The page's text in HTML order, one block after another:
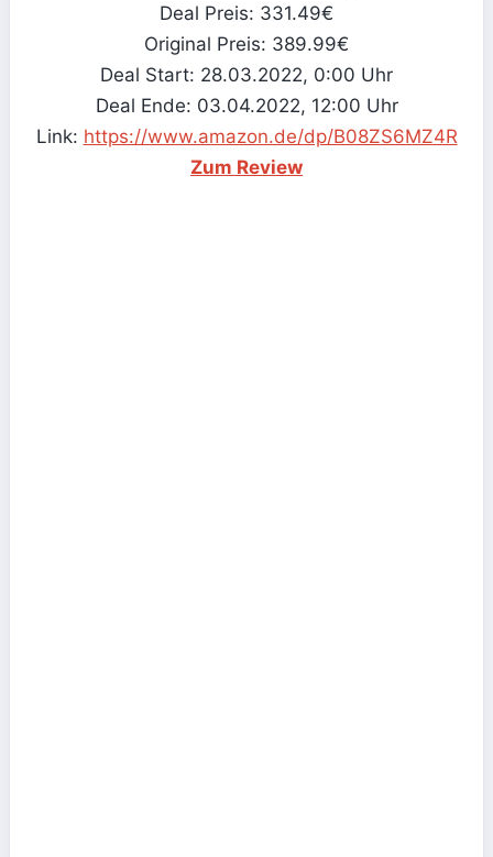
Deal Preis: 331.49€
Original Preis: 389.99€
Deal Start: 28.03.2022, 0:00 Uhr
Deal Ende: 03.04.2022, 12:00 Uhr
Link: https://www.amazon.de/dp/B08ZS6MZ4R
Zum Review